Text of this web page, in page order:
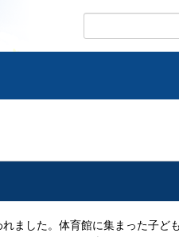
ました。体育館に集まった子ど